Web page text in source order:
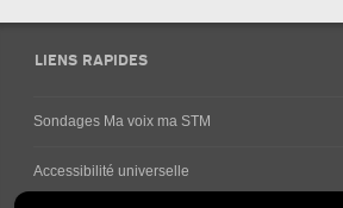
LIENS RAPIDES
Sondages Ma voix ma STM
Accessibilité universelle